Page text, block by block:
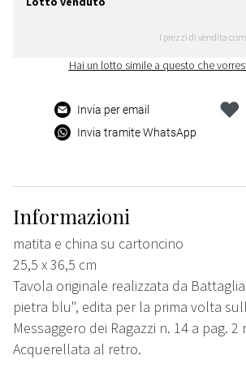
I prezzi di vendita
Hai un lotto simile a questo che
Invia per email
Invia tramite WhatsApp
Informazioni
matita e china su cartoncino
25,5 x 36,5 cm
Tavola originale realizzata da
pietra blu", edita per la prima volta
Messaggero dei Ragazzi n. 14 a pag. 2
Acquerellata al retro.